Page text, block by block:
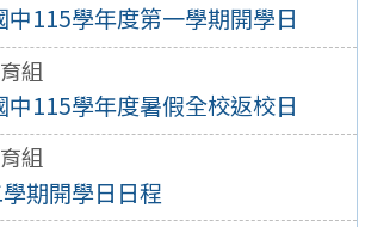
115學年度第一學期開學日
組
115學年度暑假全校返校日
組
期開學日日程